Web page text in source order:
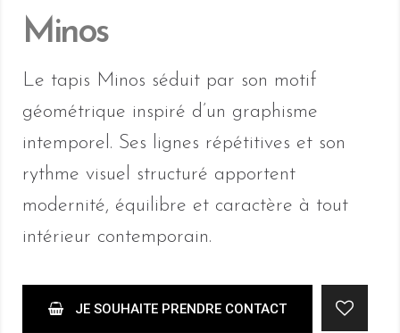
Minos
Le tapis Minos séduit par son motif
géométrique inspiré d’un graphisme
intemporel. Ses lignes répétitives et son
rythme visuel structuré apportent
modernité, équilibre et caractère à tout
intérieur contemporain.
JE SOUHAITE PRENDRE CONTACT